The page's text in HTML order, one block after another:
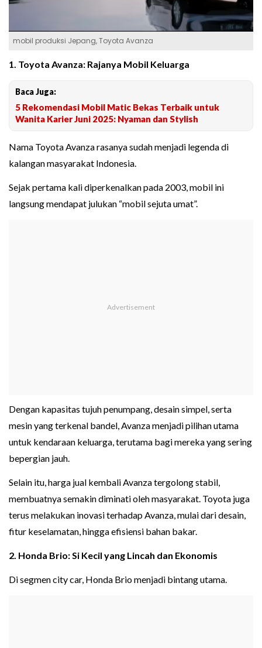
mobil produksi Jepang, Toyota Avanza
1. Toyota Avanza: Rajanya Mobil Keluarga
Baca Juga:
5 Rekomendasi Mobil Matic Bekas Terbaik untuk
Wanita Karier Juni 2025: Nyaman dan Stylish
Nama Toyota Avanza rasanya sudah menjadi legenda di
kalangan masyarakat Indonesia.
Sejak pertama kali diperkenalkan pada 2003, mobil ini
langsung mendapat julukan “mobil sejuta umat”.
Dengan kapasitas tujuh penumpang, desain simpel, serta
mesin yang terkenal bandel, Avanza menjadi pilihan utama
untuk kendaraan keluarga, terutama bagi mereka yang sering
bepergian jauh.
Selain itu, harga jual kembali Avanza tergolong stabil,
membuatnya semakin diminati oleh masyarakat. Toyota juga
terus melakukan inovasi terhadap Avanza, mulai dari desain,
fitur keselamatan, hingga efisiensi bahan bakar.
2. Honda Brio: Si Kecil yang Lincah dan Ekonomis
Di segmen city car, Honda Brio menjadi bintang utama.